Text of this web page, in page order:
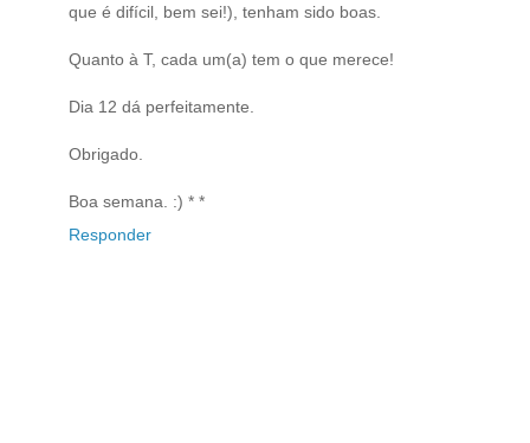
que é difícil, bem sei!), tenham sido boas.
Quanto à T, cada um(a) tem o que merece!
Dia 12 dá perfeitamente.
Obrigado.
Boa semana. :) * *
Responder